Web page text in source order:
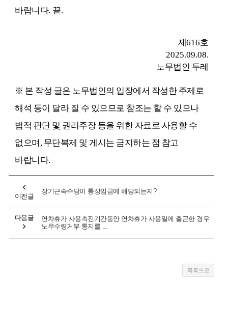
바랍니다. 끝.
제616호
2025.09.08.
노무법인 두레
※ 본 작성 글은 노무법인의 입장에서 작성한 주제로
해석 등이 달라 질 수 있으므로 참조는 할 수 있으나
법적 판단 및 권리주장 등을 위한 자료로 사용할 수
없으며, 무단복제 및 게시는 금지하는 점 참고
바랍니다.
이전글
장기근속수당이 통상임금에 해당되는지?
다음글
연차휴가 사용촉진기간동안 연차휴가 사용일에 출근한 경우
노무수령거부 통지를 ...